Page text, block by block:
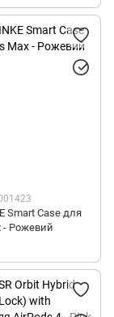
Smart Case для
- Рожевий